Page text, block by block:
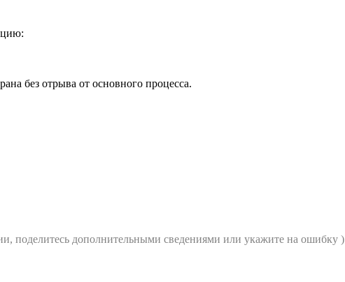
без отрыва от основного процесса.
поделитесь дополнительными сведениями или укажите на ошибку )